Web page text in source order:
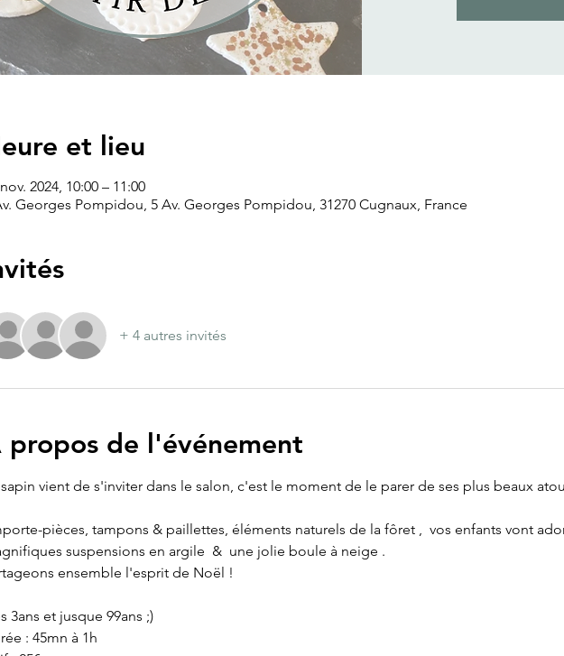
et lieu
2024, 10:00 – 11:00
Georges Pompidou, 5 Av. Georges Pompidou, 31270 Cugnaux, France
+ 4 autres invités
propos de l'événement
vient de s'inviter dans le salon, c'est le moment de le parer de ses plus beaux
pièces, tampons & paillettes, éléments naturels de la fôret ,  vos enfants vont
suspensions en argile  &  une jolie boule à neige .
ensemble l'esprit de Noël !
3ans et jusque 99ans ;)
: 45mn à 1h